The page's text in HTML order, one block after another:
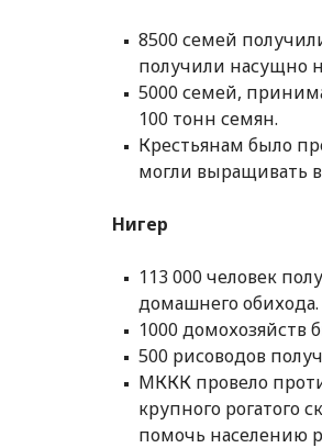
8500 семей
получили насущно
5000 семей,
100 тонн семян.
Крестьянам было
могли выращивать
Нигер
113 000 человек
домашнего обихода.
1000 домохозяйств
500 рисоводов
МККК провело
крупного рогатого
помочь населению